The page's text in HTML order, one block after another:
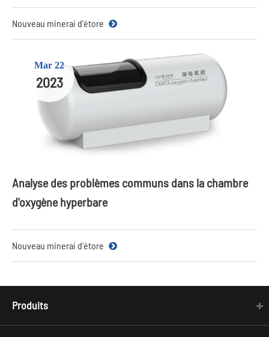
Nouveau minerai d'étore
Mar 22
2023
Analyse des problèmes communs dans la chambre
d'oxygène hyperbare
Nouveau minerai d'étore
Produits